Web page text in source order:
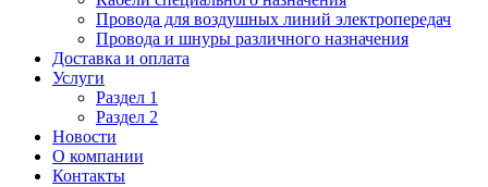
Провода для воздушных линий электропередач
Провода и шнуры различного назначения
Доставка и оплата
Услуги
Раздел 1
Раздел 2
Новости
О компании
Контакты